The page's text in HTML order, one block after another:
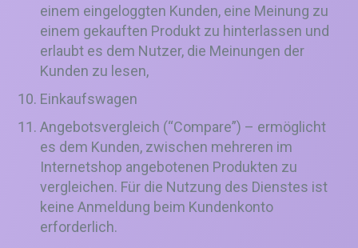
einem eingeloggten Kunden, eine Meinung zu
einem gekauften Produkt zu hinterlassen und
erlaubt es dem Nutzer, die Meinungen der
Kunden zu lesen,
Einkaufswagen
Angebotsvergleich (“Compare”) – ermöglicht
es dem Kunden, zwischen mehreren im
Internetshop angebotenen Produkten zu
vergleichen. Für die Nutzung des Dienstes ist
keine Anmeldung beim Kundenkonto
erforderlich.